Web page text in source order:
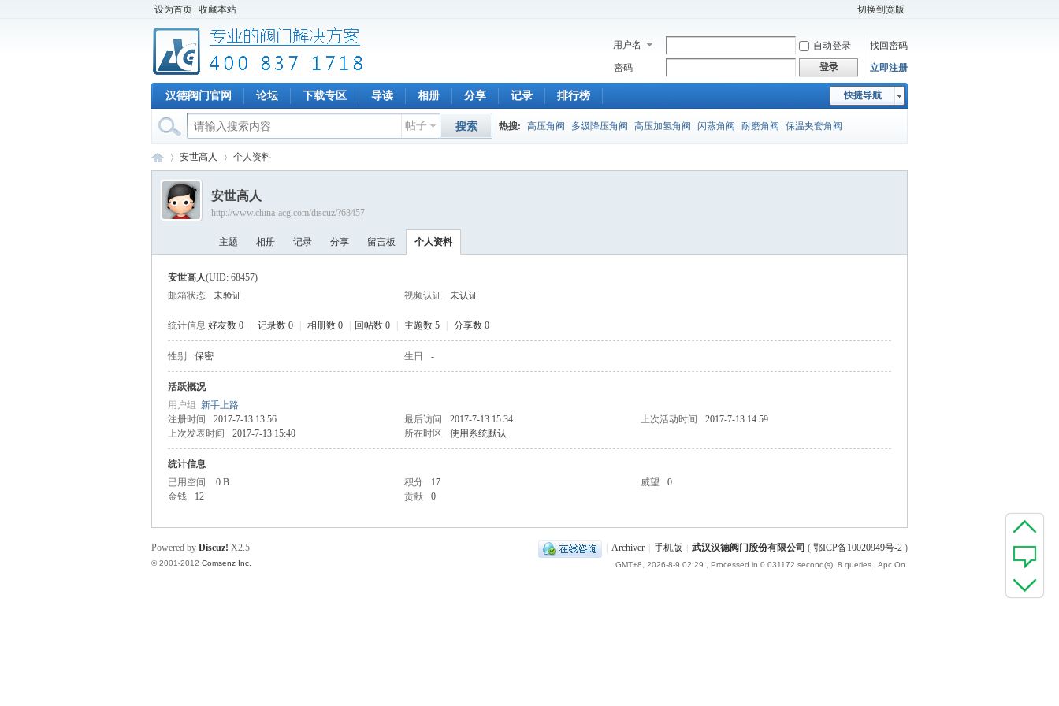
设为首页 收藏本站 切换到宽版
用户名 自动登录
找回密码
密码
登录 立即注册
快捷导航
汉德阀门官网 论坛 下载专区 导读 相册 分享 记录 排行榜
帖子 搜索 热搜: 高压角阀 多级降压角阀 高压加氢角阀 闪蒸角阀 耐磨角阀 保温夹套角阀
›
安世高人 个人资料
安世高人
http://www.china-acg.com/discuz/?68457
主题 相册 记录 分享 留言板 个人资料
安世高人(UID: 68457)
邮箱状态
未验证 视频认证 未认证
统计信息 好友数 0 记录数 0 相册数 0 回帖数 0 主题数 5 分享数 0
性别 保密 生日 -
活跃概况
用户组 新手上路
注册时间
2017-7-13 13:56 最后访问 2017-7-13 15:34 上次活动时间
2017-7-13 14:59
上次发表时间
2017-7-13 15:40 所在时区 使用系统默认
统计信息
已用空间
0 B 积分 17 威望
0
金钱
12 贡献 0
Archiver 手机版 武汉汉德阀门股份有限公司 ( 鄂ICP备10020949号-2 )
GMT+8, 2026-8-9 02:29 , Processed in 0.031172 second(s), 8 queries , Apc On.
Powered by Discuz! X2.5
© 2001-2012 Comsenz Inc.